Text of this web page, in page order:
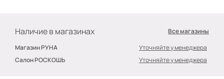
Наличие в магазинах
Все магазины
Магазин РУНА
Уточняйте у менеджера
Салон РОСКОШЬ
Уточняйте у менеджера